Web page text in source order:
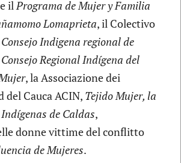
ilPrograma de Mujer y Familia
Lomaprieta, il Colectivo
Consejo Indigena regional de
Consejo Regional Indígena del
, la Associazione dei
del Cauca ACIN, Tejido Mujer, la
de Caldas,
donne vittime del conflitto
de Mujeres.